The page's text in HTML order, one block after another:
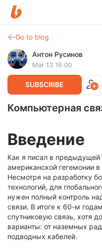
Go to blog
Антон Русинов
Mar 13 16:00
SUBSCRIBE
Компьютерная
Введение
Как я писал в предыдущей
американской гегемонии
Несмотря на разработку
технологий, для
нужен полный контроль
связи. В итоге к 60-м
спутниковую связь, хотя
варианты: от наземных
подводных кабелей.